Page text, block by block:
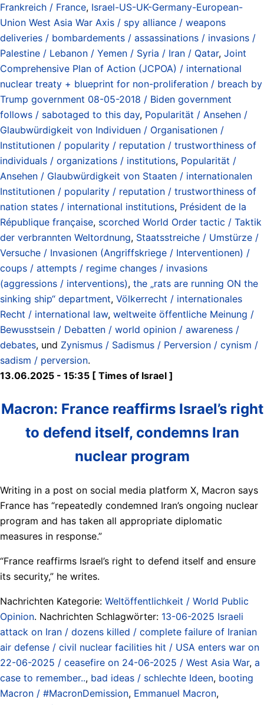
Frankreich / France, Israel-US-UK-Germany-European-
Union West Asia War Axis / spy alliance / weapons
deliveries / bombardements / assassinations / invasions /
Palestine / Lebanon / Yemen / Syria / Iran / Qatar, Joint
Comprehensive Plan of Action (JCPOA) / international
nuclear treaty + blueprint for non-proliferation / breach by
Trump government 08-05-2018 / Biden government
follows / sabotaged to this day, Popularität / Ansehen /
Glaubwürdigkeit von Individuen / Organisationen /
Institutionen / popularity / reputation / trustworthiness of
individuals / organizations / institutions, Popularität /
Ansehen / Glaubwürdigkeit von Staaten / internationalen
Institutionen / popularity / reputation / trustworthiness of
nation states / international institutions, Président de la
République française, scorched World Order tactic / Taktik
der verbrannten Weltordnung, Staatsstreiche / Umstürze /
Versuche / Invasionen (Angriffskriege / Interventionen) /
coups / attempts / regime changes / invasions
(aggressions / interventions), the „rats are running ON the
sinking ship“ department, Völkerrecht / internationales
Recht / international law, weltweite öffentliche Meinung /
Bewusstsein / Debatten / world opinion / awareness /
debates, und Zynismus / Sadismus / Perversion / cynism /
sadism / perversion.
13.06.2025 - 15:35 [ Times of Israel ]
Macron: France reaffirms Israel’s right
to defend itself, condemns Iran
nuclear program
Writing in a post on social media platform X, Macron says
France has “repeatedly condemned Iran’s ongoing nuclear
program and has taken all appropriate diplomatic
measures in response.”
“France reaffirms Israel’s right to defend itself and ensure
its security,” he writes.
Nachrichten Kategorie: Weltöffentlichkeit / World Public
Opinion. Nachrichten Schlagwörter: 13-06-2025 Israeli
attack on Iran / dozens killed / complete failure of Iranian
air defense / civil nuclear facilities hit / USA enters war on
22-06-2025 / ceasefire on 24-06-2025 / West Asia War, a
case to remember.., bad ideas / schlechte Ideen, booting
Macron / #MacronDemission, Emmanuel Macron,